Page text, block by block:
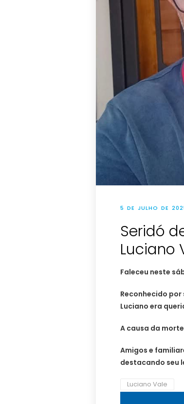
5 DE JULHO DE
Seridó
Luciano
Faleceu neste
Reconhecido
Luciano era
A causa da
Amigos e
destacando seu
Luciano Vale